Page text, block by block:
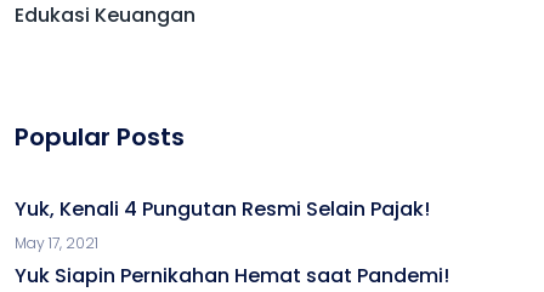
Edukasi Keuangan
Popular Posts
Yuk, Kenali 4 Pungutan Resmi Selain Pajak!
May 17, 2021
Yuk Siapin Pernikahan Hemat saat Pandemi!